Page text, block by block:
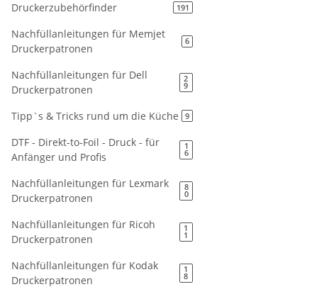
Druckerzubehörfinder 191
Nachfüllanleitungen für Memjet
Druckerpatronen
6
Nachfüllanleitungen für Dell
Druckerpatronen
2
9
Tipp`s & Tricks rund um die Küche 9
DTF - Direkt-to-Foil - Druck - für
Anfänger und Profis
1
6
Nachfüllanleitungen für Lexmark
Druckerpatronen
8
0
Nachfüllanleitungen für Ricoh
Druckerpatronen
1
1
Nachfüllanleitungen für Kodak
Druckerpatronen
1
8